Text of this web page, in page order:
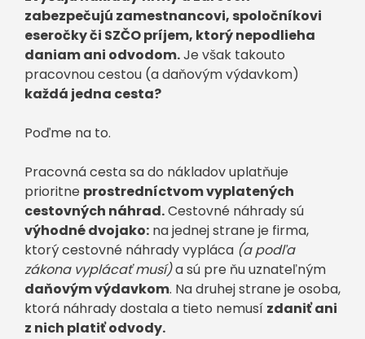
zabezpečujú zamestnancovi, spoločníkovi
eseročky či SZČO príjem, ktorý nepodlieha
daniam ani odvodom.Je však takouto
pracovnou cestou (a daňovým výdavkom)
každá jedna cesta?
Poďme na to.
Pracovná cesta sa do nákladov uplatňuje
prioritne prostredníctvom vyplatených
cestovných náhrad.Cestovné náhrady sú
výhodné dvojako: na jednej strane je firma,
ktorý cestovné náhrady vypláca (a podľa
zákona vyplácať musí)a sú pre ňu uznateľným
daňovým výdavkom. Na druhej strane je osoba,
ktorá náhrady dostala a tieto nemusí zdaniť ani
z nich platiť odvody.